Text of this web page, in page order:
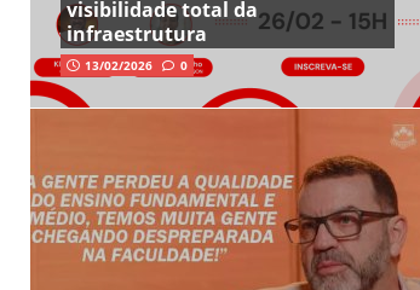
visibilidade total da
infraestrutura
13/02/2026 0